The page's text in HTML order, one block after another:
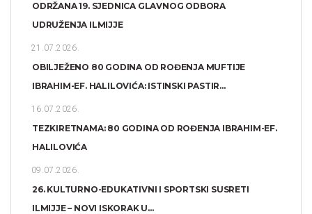
ODRŽANA 19. SJEDNICA GLAVNOG ODBORA
UDRUŽENJA ILMIJJE
21.07.2026.
OBILJEŽENO 80 GODINA OD ROĐENJA MUFTIJE
IBRAHIM-EF. HALILOVIĆA: ISTINSKI PASTIR...
16.07.2026.
TEZKIRETNAMA: 80 GODINA OD ROĐENJA IBRAHIM-EF.
HALILOVIĆA
09.07.2026.
26. KULTURNO-EDUKATIVNI I SPORTSKI SUSRETI
ILMIJJE – NOVI ISKORAK U...